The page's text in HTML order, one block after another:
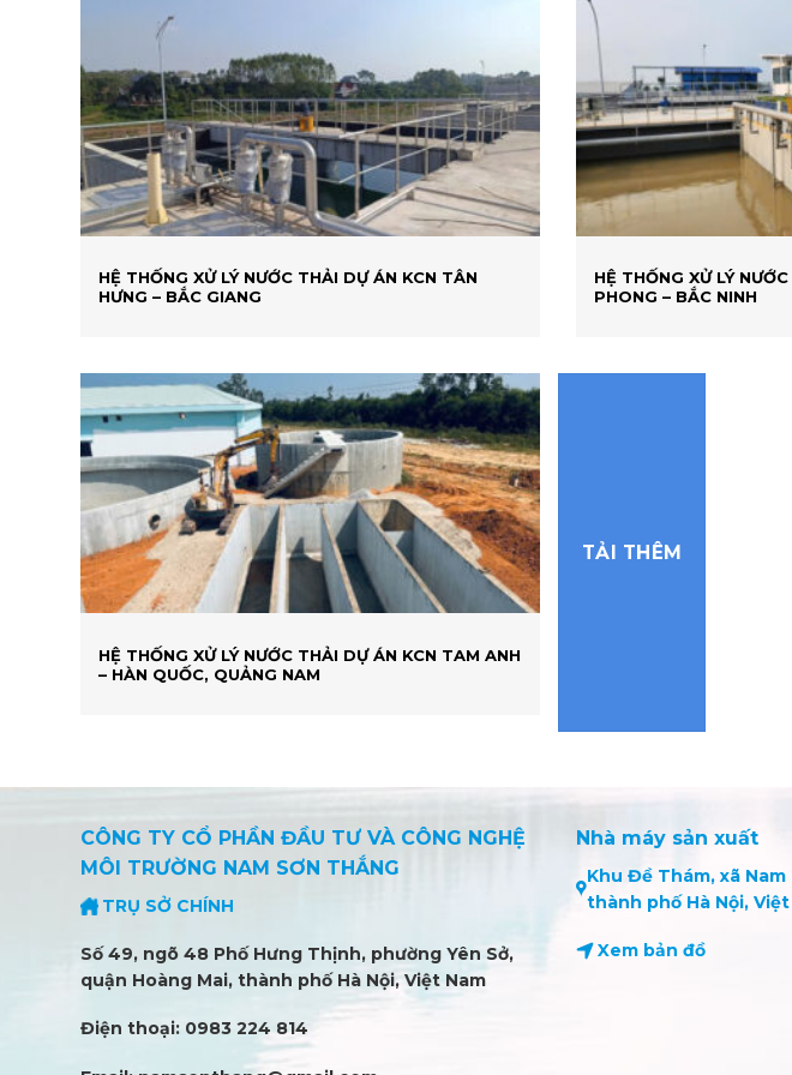
HỆ THỐNG XỬ LÝ NƯỚC THẢI DỰ ÁN KCN TÂN
HƯNG – BẮC GIANG
HỆ THỐNG XỬ LÝ
PHONG – BẮC NINH
HỆ THỐNG XỬ LÝ NƯỚC THẢI DỰ ÁN KCN TAM ANH
– HÀN QUỐC, QUẢNG NAM
TẢI THÊM
CÔNG TY CỔ PHẦN ĐẦU TƯ VÀ CÔNG NGHỆ
MÔI TRƯỜNG NAM SƠN THẮNG
TRỤ SỞ CHÍNH
Số 49, ngõ 48 Phố Hưng Thịnh, phường Yên Sở,
quận Hoàng Mai, thành phố Hà Nội, Việt Nam
Điện thoại: 0983 224 814
Nhà máy sản xuất
Khu Đề Thám, xã
thành phố Hà Nội, Việt
Xem bản đồ